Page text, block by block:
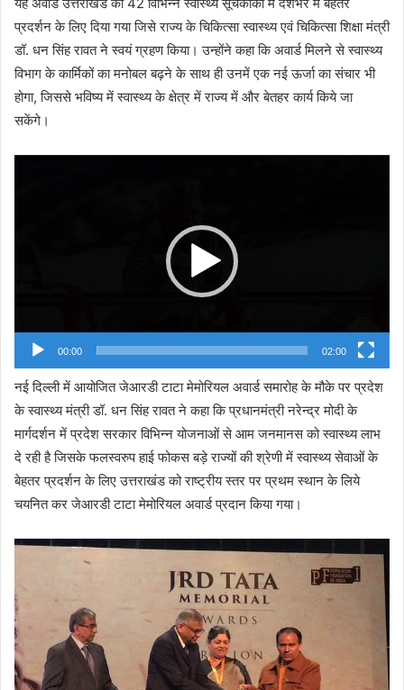
प्रदर्शन के लिए दिया गया जिसे राज्य के चिकित्सा स्वास्थ्य एवं चिकित्सा शिक्षा मंत्री
डॉ. धन सिंह रावत ने स्वयं ग्रहण किया। उन्होंने कहा कि अवार्ड मिलने से स्वास्थ्य
विभाग के कार्मिकों का मनोबल बढ़ने के साथ ही उनमें एक नई ऊर्जा का संचार भी
होगा, जिससे भविष्य में स्वास्थ्य के क्षेत्र में राज्य में और बेतहर कार्य किये जा
सकेंगे।
00:00 02:00
नई दिल्ली में आयोजित जेआरडी टाटा मेमोरियल अवार्ड समारोह के मौके पर प्रदेश
के स्वास्थ्य मंत्री डॉ. धन सिंह रावत ने कहा कि प्रधानमंत्री नरेन्द्र मोदी के
मार्गदर्शन में प्रदेश सरकार विभिन्न योजनाओं से आम जनमानस को स्वास्थ्य लाभ
दे रही है जिसके फलस्वरुप हाई फोकस बड़े राज्यों की श्रेणी में स्वास्थ्य सेवाओं के
बेहतर प्रदर्शन के लिए उत्तराखंड को राष्ट्रीय स्तर पर प्रथम स्थान के लिये
चयनित कर जेआरडी टाटा मेमोरियल अवार्ड प्रदान किया गया।